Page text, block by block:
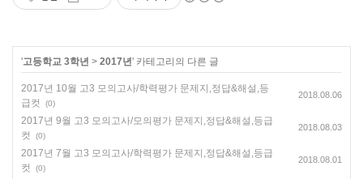
'고등학교 3학년 > 2017년' 카테고리의 다른 글
2017년 10월 고3 모의고사/학력평가 문제지,정답&해설,등
급컷
(0)
2018.08.06
2017년 9월 고3 모의고사/모의평가 문제지,정답&해설,등급
컷
(0)
2018.08.03
2017년 7월 고3 모의고사/학력평가 문제지,정답&해설,등급
컷
(0)
2018.08.01